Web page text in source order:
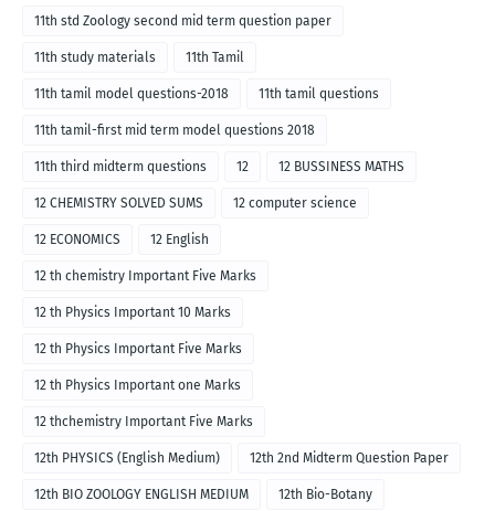
11th std Zoology second mid term question paper
11th study materials 11th Tamil
11th tamil model questions-2018 11th tamil questions
11th tamil-first mid term model questions 2018
11th third midterm questions 12 12 BUSSINESS MATHS
12 CHEMISTRY SOLVED SUMS 12 computer science
12 ECONOMICS 12 English
12 th chemistry Important Five Marks
12 th Physics Important 10 Marks
12 th Physics Important Five Marks
12 th Physics Important one Marks
12 thchemistry Important Five Marks
12th PHYSICS (English Medium) 12th 2nd Midterm Question Paper
12th BIO ZOOLOGY ENGLISH MEDIUM 12th Bio-Botany